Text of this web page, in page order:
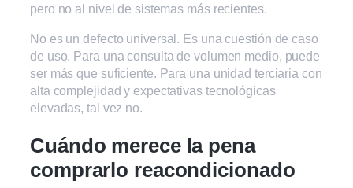
pero no al nivel de sistemas más recientes.
No es un defecto universal. Es una cuestión de caso
de uso. Para una consulta de volumen medio, puede
ser más que suficiente. Para una unidad terciaria con
alta complejidad y expectativas tecnológicas
elevadas, tal vez no.
Cuándo merece la pena
comprarlo reacondicionado